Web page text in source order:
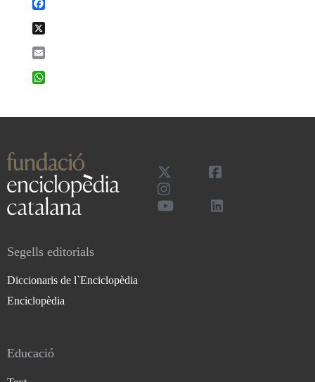
Segells editorials
Diccionaris de l`Enciclopèdia
Enciclopèdia
Educació